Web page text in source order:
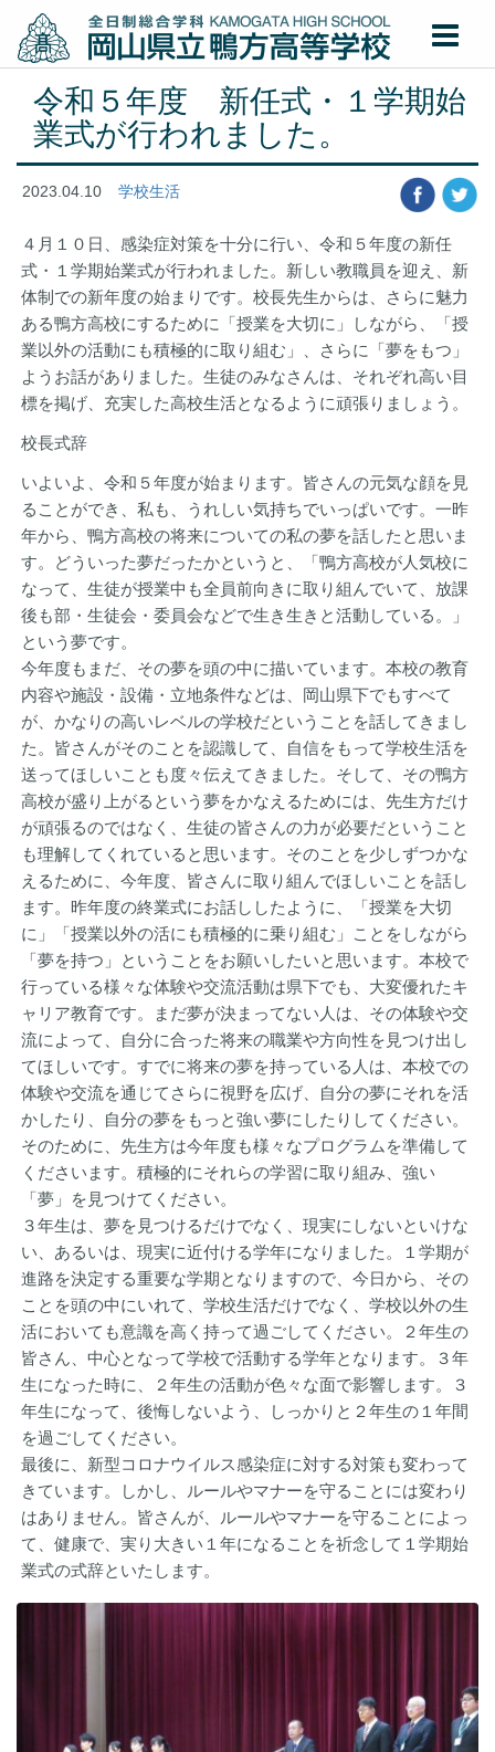
令和５年度 新任式・１学期始
業式が行われました。
2023.04.10 学校生活
４月１０日、感染症対策を十分に行い、令和５年度の新任
式・１学期始業式が行われました。新しい教職員を迎え、新
体制での新年度の始まりです。校長先生からは、さらに魅力
ある鴨方高校にするために「授業を大切に」しながら、「授
業以外の活動にも積極的に取り組む」、さらに「夢をもつ」
ようお話がありました。生徒のみなさんは、それぞれ高い目
標を掲げ、充実した高校生活となるように頑張りましょう。
校長式辞
いよいよ、令和５年度が始まります。皆さんの元気な顔を見
ることができ、私も、うれしい気持ちでいっぱいです。一昨
年から、鴨方高校の将来についての私の夢を話したと思いま
す。どういった夢だったかというと、「鴨方高校が人気校に
なって、生徒が授業中も全員前向きに取り組んでいて、放課
後も部・生徒会・委員会などで生き生きと活動している。」
という夢です。
今年度もまだ、その夢を頭の中に描いています。本校の教育
内容や施設・設備・立地条件などは、岡山県下でもすべて
が、かなりの高いレベルの学校だということを話してきまし
た。皆さんがそのことを認識して、自信をもって学校生活を
送ってほしいことも度々伝えてきました。そして、その鴨方
高校が盛り上がるという夢をかなえるためには、先生方だけ
が頑張るのではなく、生徒の皆さんの力が必要だということ
も理解してくれていると思います。そのことを少しずつかな
えるために、今年度、皆さんに取り組んでほしいことを話し
ます。昨年度の終業式にお話ししたように、「授業を大切
に」「授業以外の活にも積極的に乗り組む」ことをしながら
「夢を持つ」ということをお願いしたいと思います。本校で
行っている様々な体験や交流活動は県下でも、大変優れたキ
ャリア教育です。まだ夢が決まってない人は、その体験や交
流によって、自分に合った将来の職業や方向性を見つけ出し
てほしいです。すでに将来の夢を持っている人は、本校での
体験や交流を通じてさらに視野を広げ、自分の夢にそれを活
かしたり、自分の夢をもっと強い夢にしたりしてください。
そのために、先生方は今年度も様々なプログラムを準備して
くださいます。積極的にそれらの学習に取り組み、強い
「夢」を見つけてください。
３年生は、夢を見つけるだけでなく、現実にしないといけな
い、あるいは、現実に近付ける学年になりました。１学期が
進路を決定する重要な学期となりますので、今日から、その
ことを頭の中にいれて、学校生活だけでなく、学校以外の生
活においても意識を高く持って過ごしてください。２年生の
皆さん、中心となって学校で活動する学年となります。３年
生になった時に、２年生の活動が色々な面で影響します。３
年生になって、後悔しないよう、しっかりと２年生の１年間
を過ごしてください。
最後に、新型コロナウイルス感染症に対する対策も変わって
きています。しかし、ルールやマナーを守ることには変わり
はありません。皆さんが、ルールやマナーを守ることによっ
て、健康で、実り大きい１年になることを祈念して１学期始
業式の式辞といたします。